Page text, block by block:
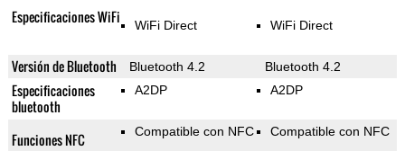
Especificaciones WiFi WiFi Direct WiFi Direct
Versión de Bluetooth Bluetooth 4.2 Bluetooth 4.2
Especificaciones
bluetooth
A2DP A2DP
Funciones NFC Compatible con NFC Compatible con NFC